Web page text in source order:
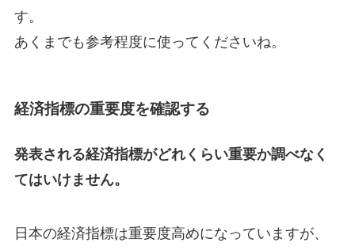
す。
あくまでも参考程度に使ってくださいね。
経済指標の重要度を確認する
発表される経済指標がどれくらい重要か調べなく
てはいけません。
日本の経済指標は重要度高めになっていますが、